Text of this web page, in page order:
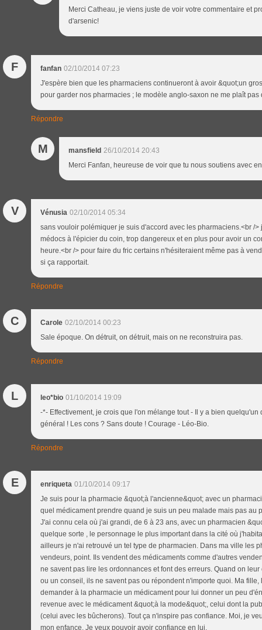
Merci Catheau, je viens juste de voir votre commentaire et
d'arsenic!
F fanfan 02/10/2014 07:23
J'espère bien que les pharmaciens continueront à avoir &quot;un
pour garder nos pharmacies ; le modèle anglo-saxon ne me plaît pas
Répondre
M mansfield 26/10/2014 20:43
Merci Fanfan, heureuse de voir que tu nous soutiens avec
V Vénusia 02/10/2014 05:34
sans vouloir polémiquer je suis d'accord avec les pharmaciens.<br />
médocs à l'épicier du coin, trop dangereux et en plus pour avoir un
heure.<br /> pour faire du fric certains n'hésiteraient même pas à
si ça rapportait.
Répondre
C Carole 02/10/2014 00:23
Sale époque. On détruit, on détruit, mais on ne reconstruira pas.
Répondre
L leo*bio 01/10/2014 19:09
-*- Effectivement, je crois que l'on mélange tout - Il y a bien quelqu'un
général ! Les cons ? Sans doute ! Courage - Léo-Bio.
Répondre
E enriqueta 01/10/2014 09:17
Je suis pour la pharmacie &quot;à l'ancienne&quot; avec un
quel médicament prendre quand je suis un peu malade mais pas au
J'ai connu cela où j'ai grandi, de 6 à 23 ans, avec un pharmacien
quelque sorte , le personnage le plus important dans la cité où
ailleurs je n'ai retrouvé un tel type de pharmacien. Dans ma ville les
vendeurs, point. Ils vendent des médicaments comme d'autres
ne savent pas lire les ordonnances et font des erreurs. Quand on
ou un conseil, ils ne savent pas ou répondent n'importe quoi. Ma
demander à la pharmacie un médicament pour lui donner un peu
revenue avec le médicament &quot;à la mode&quot;, celui dont la
(celui avec les bûcherons). Tout ça n'inspire pas confiance. Moi, je
mon enfance. Je veux pouvoir avoir confiance en lui.